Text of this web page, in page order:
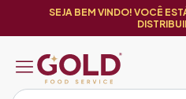
SEJA BEM VINDO! VOCÊ